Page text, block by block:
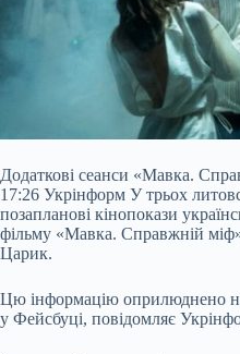
Додаткові сеанси «Мавка.
17:26 Укрінформ У трьох
позапланові кінопокази
фільму «Мавка. Справжній
Царик.
Цю інформацію оприлюднено на
у Фейсбуці, повідомляє